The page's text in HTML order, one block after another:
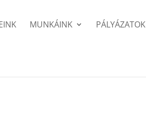
MUNKÁINK PÁLYÁZATOK